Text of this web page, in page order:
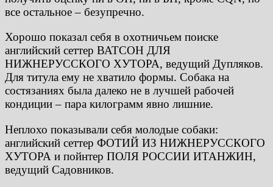
все остальное – безупречно.
Хорошо показал себя в охотничьем поиске
английский сеттер ВАТСОН ДЛЯ
НИЖНЕРУССКОГО ХУТОРА, ведущий Дупляков.
Для титула ему не хватило формы. Собака на
состязаниях была далеко не в лучшей рабочей
кондиции – пара килограмм явно лишние.
Неплохо показывали себя молодые собаки:
английский сеттер ФОТИЙ ИЗ НИЖНЕРУССКОГО
ХУТОРА и пойнтер ПОЛЯ РОССИИ ИТАНЖИН,
ведущий Садовников.